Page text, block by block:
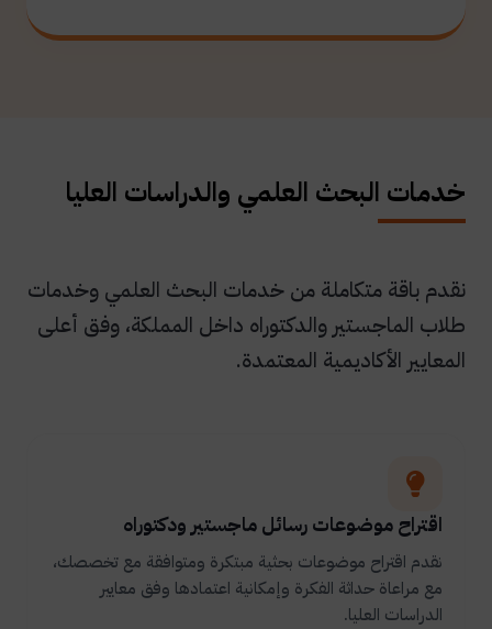
خدمات البحث العلمي والدراسات العليا
نقدم باقة متكاملة من خدمات البحث العلمي وخدمات
طلاب الماجستير والدكتوراه داخل المملكة، وفق أعلى
المعايير الأكاديمية المعتمدة.
اقتراح موضوعات رسائل ماجستير ودكتوراه
نقدم اقتراح موضوعات بحثية مبتكرة ومتوافقة مع تخصصك،
مع مراعاة حداثة الفكرة وإمكانية اعتمادها وفق معايير
الدراسات العليا.